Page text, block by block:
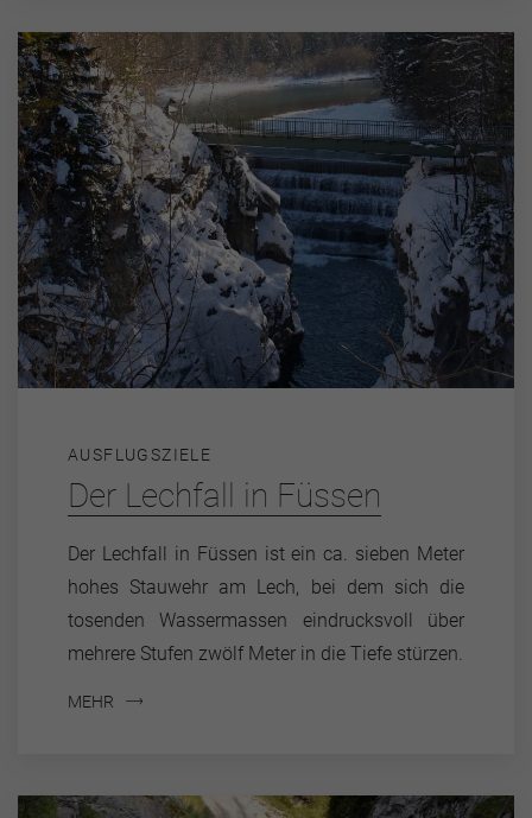
AUSFLUGSZIELE
Der Lechfall in Füssen
Der Lechfall in Füssen ist ein ca. sieben Meter
hohes Stauwehr am Lech, bei dem sich die
tosenden Wassermassen eindrucksvoll über
mehrere Stufen zwölf Meter in die Tiefe stürzen.
MEHR